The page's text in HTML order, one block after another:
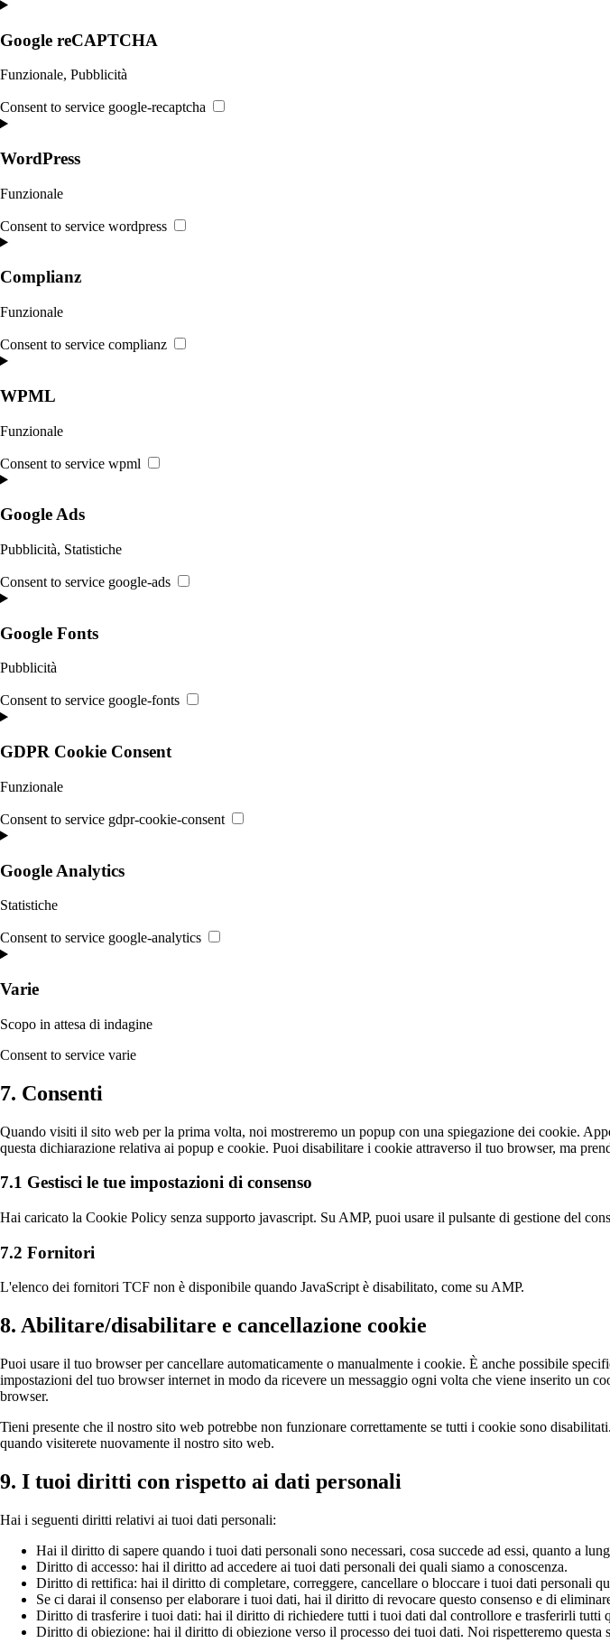
Google reCAPTCHA
Funzionale, Pubblicità
Consent to service google-recaptcha
WordPress
Funzionale
Consent to service wordpress
Complianz
Funzionale
Consent to service complianz
WPML
Funzionale
Consent to service wpml
Google Ads
Pubblicità, Statistiche
Consent to service google-ads
Google Fonts
Pubblicità
Consent to service google-fonts
GDPR Cookie Consent
Funzionale
Consent to service gdpr-cookie-consent
Google Analytics
Statistiche
Consent to service google-analytics
Varie
Scopo in attesa di indagine
Consent to service varie
7. Consenti
Quando visiti il sito web per la prima volta, noi mostreremo un popup con una spiegazione dei cookie.
questa dichiarazione relativa ai popup e cookie. Puoi disabilitare i cookie attraverso il tuo browser, ma
7.1 Gestisci le tue impostazioni di consenso
Hai caricato la Cookie Policy senza supporto javascript. Su AMP, puoi usare il pulsante di gestione del
7.2 Fornitori
L'elenco dei fornitori TCF non è disponibile quando JavaScript è disabilitato, come su AMP.
8. Abilitare/disabilitare e cancellazione cookie
Puoi usare il tuo browser per cancellare automaticamente o manualmente i cookie. È anche possibile
impostazioni del tuo browser internet in modo da ricevere un messaggio ogni volta che viene inserito un
browser.
Tieni presente che il nostro sito web potrebbe non funzionare correttamente se tutti i cookie sono
quando visiterete nuovamente il nostro sito web.
9. I tuoi diritti con rispetto ai dati personali
Hai i seguenti diritti relativi ai tuoi dati personali:
Hai il diritto di sapere quando i tuoi dati personali sono necessari, cosa succede ad essi, quanto a
Diritto di accesso: hai il diritto ad accedere ai tuoi dati personali dei quali siamo a conoscenza.
Diritto di rettifica: hai il diritto di completare, correggere, cancellare o bloccare i tuoi dati personali
Se ci darai il consenso per elaborare i tuoi dati, hai il diritto di revocare questo consenso e di
Diritto di trasferire i tuoi dati: hai il diritto di richiedere tutti i tuoi dati dal controllore e trasferirli tutti
Diritto di obiezione: hai il diritto di obiezione verso il processo dei tuoi dati. Noi rispetteremo questa